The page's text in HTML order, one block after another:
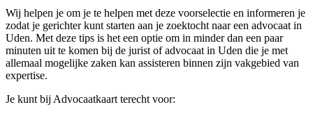
Wij helpen je om je te helpen met deze voorselectie en informeren je
zodat je gerichter kunt starten aan je zoektocht naar een advocaat in
Uden. Met deze tips is het een optie om in minder dan een paar
minuten uit te komen bij de jurist of advocaat in Uden die je met
allemaal mogelijke zaken kan assisteren binnen zijn vakgebied van
expertise.
Je kunt bij Advocaatkaart terecht voor: